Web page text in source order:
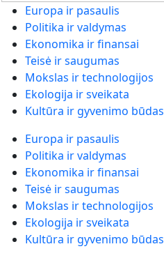
Europa ir pasaulis
Politika ir valdymas
Ekonomika ir finansai
Teisė ir saugumas
Mokslas ir technologijos
Ekologija ir sveikata
Kultūra ir gyvenimo būdas
Europa ir pasaulis
Politika ir valdymas
Ekonomika ir finansai
Teisė ir saugumas
Mokslas ir technologijos
Ekologija ir sveikata
Kultūra ir gyvenimo būdas